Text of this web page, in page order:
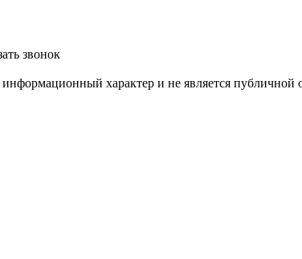
звонок
характер и не является